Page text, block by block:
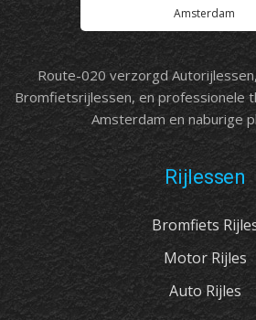
Amsterdam
Route-020 verzorgd
Bromfietsrijlessen, en professionele
Amsterdam en naburige
Rijlessen
Bromfiets
Motor Rijles
Auto Rijles